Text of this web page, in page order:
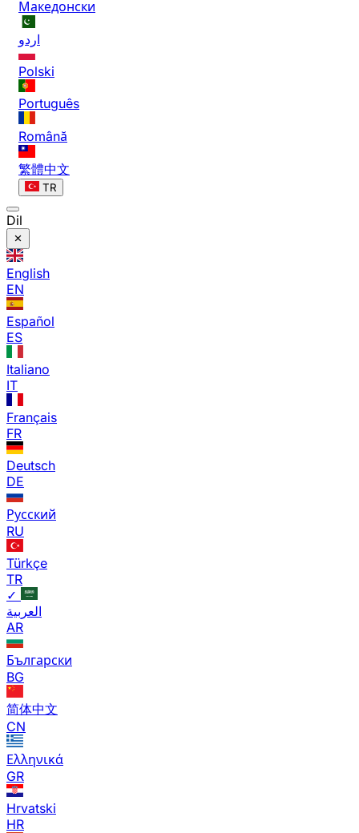
Македонски
اردو
Polski
Português
Română
繁體中文
TR
Dil
English
EN
Español
ES
Italiano
IT
Français
FR
Deutsch
DE
Русский
RU
Türkçe
TR
✓
العربية
AR
Български
BG
简体中文
CN
Ελληνικά
GR
Hrvatski
HR